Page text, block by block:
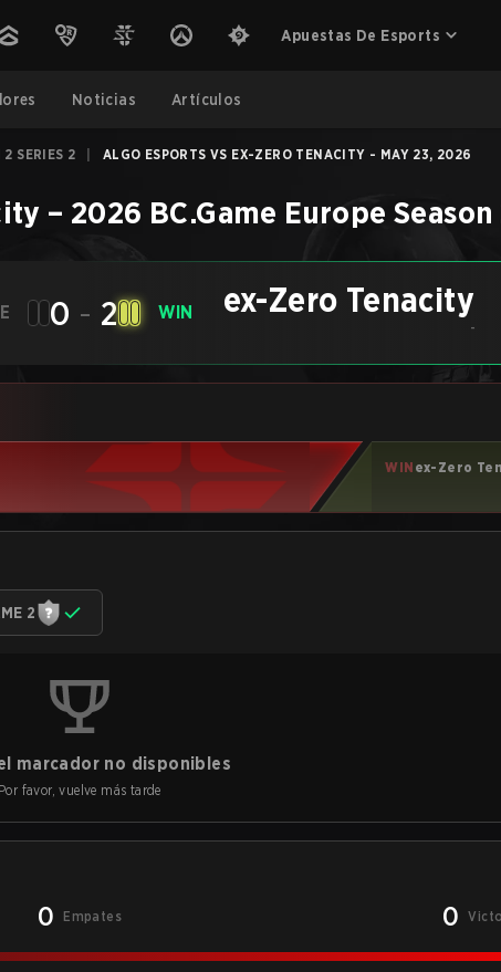
Apuestas De Esports
Noticias Artículos
2 SERIES 2 ALGO ESPORTS VS EX-ZERO TENACITY - MAY 23, 2026
– 2026 BC.Game Europe Season
0 - 2 WIN ex-Zero Tenacity
-
WIN ex-Zero
2
marcador no disponibles
Por favor, vuelve más tarde
0 Empates 0